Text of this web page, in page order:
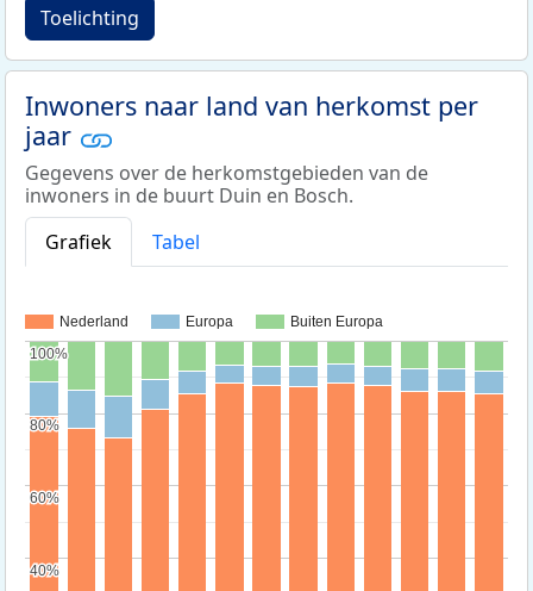
Toelichting
Inwoners naar land van herkomst per
jaar
Gegevens over de herkomstgebieden van de
inwoners in de buurt Duin en Bosch.
Grafiek
Tabel
Nederland Europa Buiten Europa
40%
40%
60%
60%
80%
80%
100%
100%